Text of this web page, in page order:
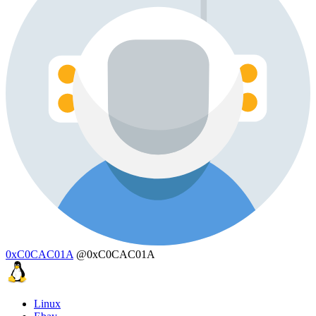
0xC0CAC01A @0xC0CAC01A
Linux